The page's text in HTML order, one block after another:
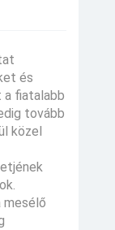
és
a fiatalabb
tovább
közel
mesélő